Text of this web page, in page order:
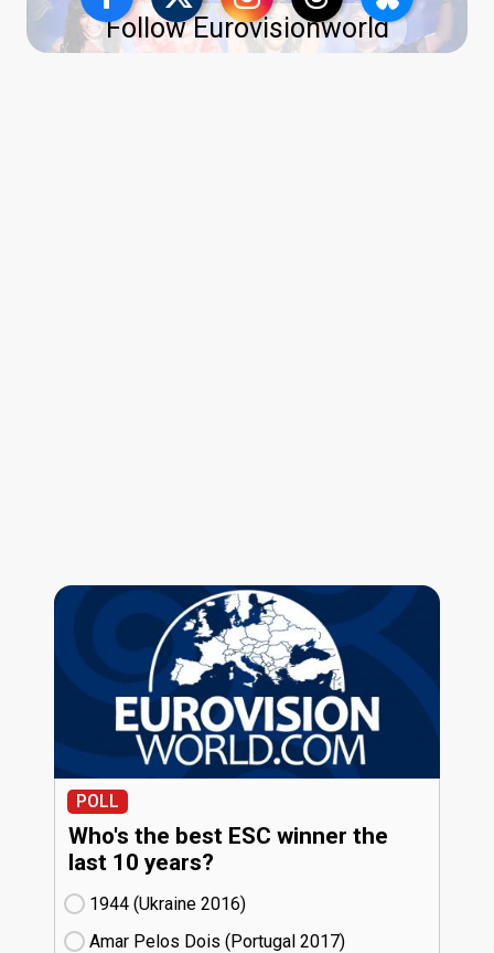
Follow Eurovisionworld
POLL
Who's the best ESC winner the
last 10 years?
1944 (Ukraine
16)
Amar Pelos Dois (Portugal
17)